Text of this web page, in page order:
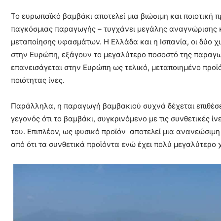
Το ευρωπαϊκό βαμβάκι αποτελεί μια βιώσιμη και
παγκόσμιας παραγωγής – τυγχάνει μεγάλης
μεταποίησης υφασμάτων. Η Ελλάδα και η Ισπανία, οι δύο
στην Ευρώπη, εξάγουν το μεγαλύτερο ποσοστό της
επανεισάγεται στην Ευρώπη ως τελικό, μεταποιημένο
ποιότητας ίνες.
Παράλληλα, η παραγωγή βαμβακιού συχνά δέχεται
γεγονός ότι το βαμβάκι, συγκρινόμενο με τις συνθετικές
του. Επιπλέον, ως φυσικό προϊόν αποτελεί μια
από ότι τα συνθετικά προϊόντα ενώ έχει πολύ